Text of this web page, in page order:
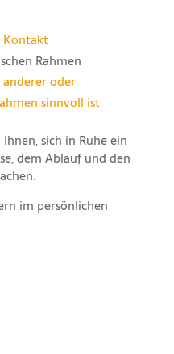
Kontakt
Rahmen
oder
sinnvoll ist
sich in Ruhe ein
dem Ablauf und den
im persönlichen